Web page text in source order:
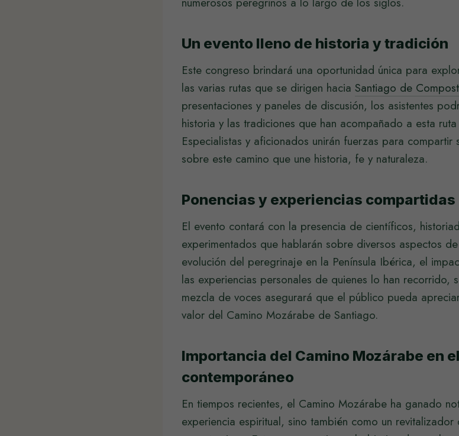
Un evento lleno de historia y tradición
Este congreso brindará una oportunidad única para
las varias rutas que se dirigen hacia Santiago de
presentaciones y paneles de discusión, los asistentes
historia y las tradiciones que han acompañado a esta
Especialistas y aficionados unirán fuerzas para compartir
sobre este camino que une historia, fe y naturaleza.
Ponencias y experiencias compartidas
El evento contará con la presencia de científicos,
experimentados que hablarán sobre diversos aspectos
evolución del peregrinaje en la Península Ibérica, el
las experiencias personales de quienes lo han recorrido,
mezcla de voces asegurará que el público pueda
valor del Camino Mozárabe de Santiago.
Importancia del Camino Mozárabe en
contemporáneo
En tiempos recientes, el Camino Mozárabe ha ganado
experiencia espiritual, sino también como un